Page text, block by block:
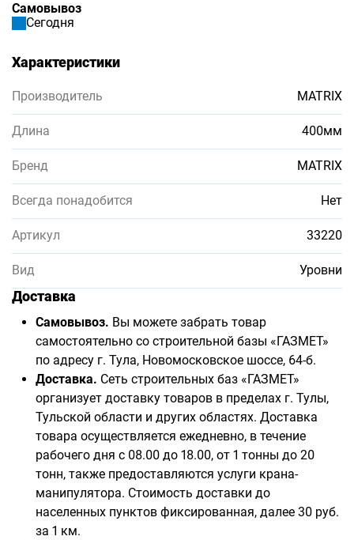
Самовывоз
Сегодня
Характеристики
Производитель MATRIX
Длина 400мм
Бренд MATRIX
Всегда понадобится Нет
Артикул 33220
Вид Уровни
Доставка
Самовывоз. Вы можете забрать товар
самостоятельно со строительной базы «ГАЗМЕТ»
по адресу г. Тула, Новомосковское шоссе, 64-б.
Доставка. Сеть строительных баз «ГАЗМЕТ»
организует доставку товаров в пределах г. Тулы,
Тульской области и других областях. Доставка
товара осуществляется ежедневно, в течение
рабочего дня с 08.00 до 18.00, от 1 тонны до 20
тонн, также предоставляются услуги крана-
манипулятора. Стоимость доставки до
населенных пунктов фиксированная, далее 30 руб.
за 1 км.